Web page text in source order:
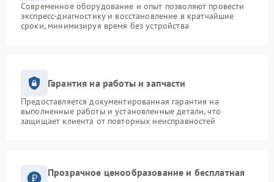
Современное оборудование и опыт позволяют провести
экспресс-диагностику и восстановление в кратчайшие
сроки, минимизируя время без устройства
Гарантия на работы и запчасти
Предоставляется документированная гарантия на
выполненные работы и установленные детали, что
защищает клиента от повторных неисправностей
Прозрачное ценообразование и бесплатная